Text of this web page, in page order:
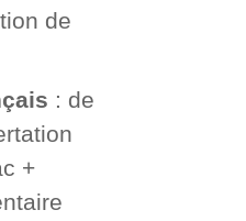
de
: de
+